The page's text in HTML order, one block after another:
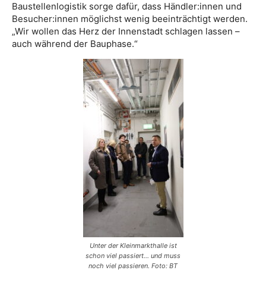
Baustellenlogistik sorge dafür, dass Händler:innen und
Besucher:innen möglichst wenig beeinträchtigt werden.
„Wir wollen das Herz der Innenstadt schlagen lassen –
auch während der Bauphase.“
Unter der Kleinmarkthalle ist
schon viel passiert… und muss
noch viel passieren. Foto: BT